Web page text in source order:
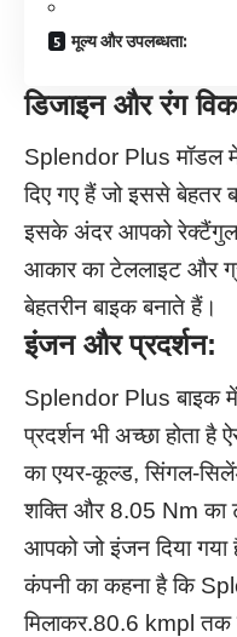
मूल्य और उपलब्धता:
डिजाइन और रंग
Splendor Plus मॉडल
दिए गए हैं जो इससे बेहतर
इसके अंदर आपको
आकार का टेललाइट और
बेहतरीन बाइक बनाते हैं।
इंजन और प्रदर्शन:
Splendor Plus बाइक में
प्रदर्शन भी अच्छा होता
का एयर-कूल्ड, सिंगल-
शक्ति और 8.05 Nm का
आपको जो इंजन दिया गया
कंपनी का कहना है कि
मिलाकर.80.6 kmpl तक